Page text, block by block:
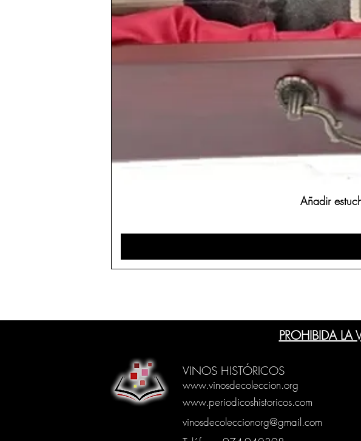
Añadir
PROHIBIDA
VINOS HISTÓRICOS
www.vinosdecoleccion.org
www.periodicoshistoricos.com
vinosdecoleccionorg@gmail.com